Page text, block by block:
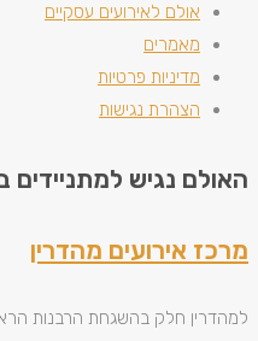
אולם לאירועים עסקיים
מאמרים
מדיניות פרטיות
הצהרת נגישות
האולם נגיש למתניידים
מרכז אירועים מהדרין
למהדרין חלק בהשגחת הרבנות